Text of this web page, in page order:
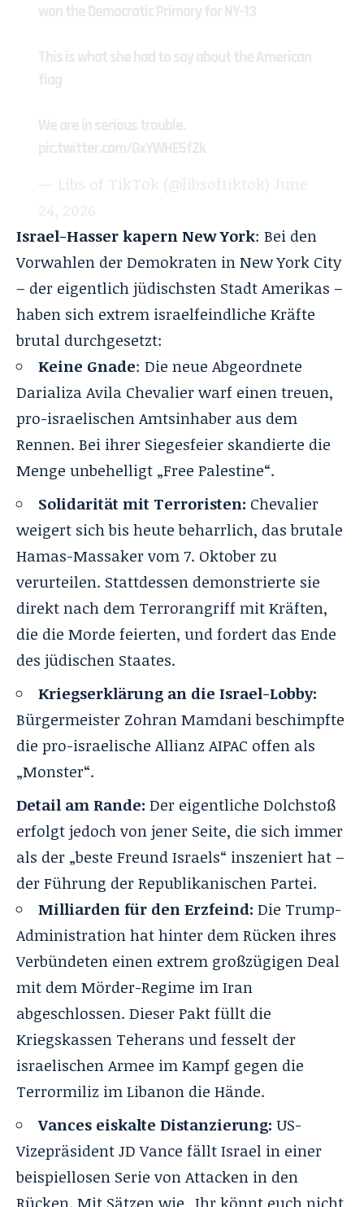
won the Democratic Primary for NY-13
This is what she had to say about the American
flag
We are in serious trouble.
pic.twitter.com/GxYWHE5fZk
— Libs of TikTok (@libsoftiktok) June
24, 2026
Israel-Hasser kapern New York: Bei den
Vorwahlen der Demokraten in New York City
– der eigentlich jüdischsten Stadt Amerikas –
haben sich extrem israelfeindliche Kräfte
brutal durchgesetzt:
Keine Gnade: Die neue Abgeordnete
Darializa Avila Chevalier warf einen treuen,
pro-israelischen Amtsinhaber aus dem
Rennen. Bei ihrer Siegesfeier skandierte die
Menge unbehelligt „Free Palestine“.
Solidarität mit Terroristen: Chevalier
weigert sich bis heute beharrlich, das brutale
Hamas-Massaker vom 7. Oktober zu
verurteilen. Stattdessen demonstrierte sie
direkt nach dem Terrorangriff mit Kräften,
die die Morde feierten, und fordert das Ende
des jüdischen Staates.
Kriegserklärung an die Israel-Lobby:
Bürgermeister Zohran Mamdani beschimpfte
die pro-israelische Allianz AIPAC offen als
„Monster“.
Detail am Rande: Der eigentliche Dolchstoß
erfolgt jedoch von jener Seite, die sich immer
als der „beste Freund Israels“ inszeniert hat –
der Führung der Republikanischen Partei.
Milliarden für den Erzfeind: Die Trump-
Administration hat hinter dem Rücken ihres
Verbündeten einen extrem großzügigen Deal
mit dem Mörder-Regime im Iran
abgeschlossen. Dieser Pakt füllt die
Kriegskassen Teherans und fesselt der
israelischen Armee im Kampf gegen die
Terrormiliz im Libanon die Hände.
Vances eiskalte Distanzierung: US-
Vizepräsident JD Vance fällt Israel in einer
beispiellosen Serie von Attacken in den